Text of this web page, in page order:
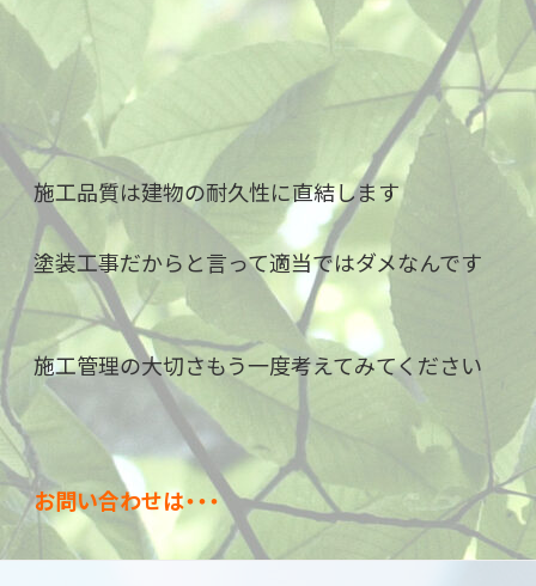
施工品質は建物の耐久性に直結します
塗装工事だからと言って適当ではダメなんです
施工管理の大切さもう一度考えてみてください
お問い合わせは・・・